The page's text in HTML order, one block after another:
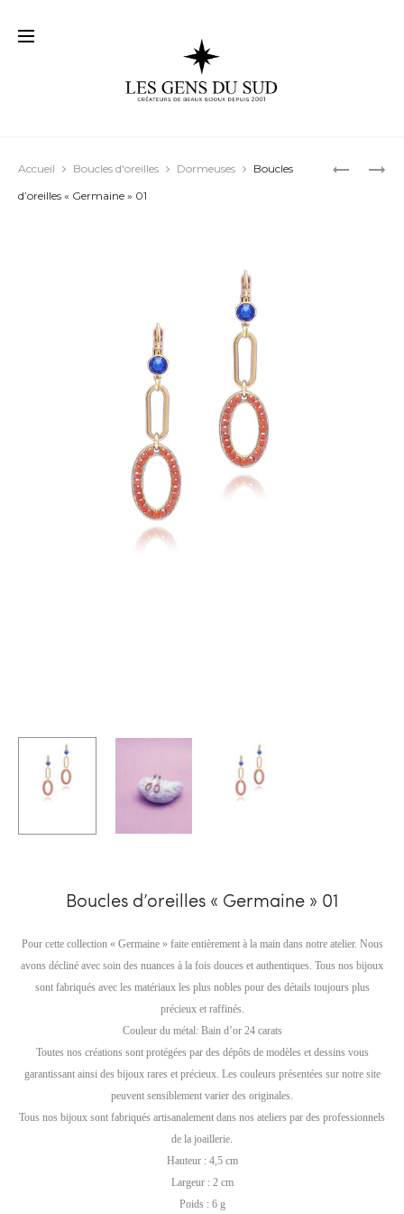
BOUCLES
BOUCLES
Accueil Boucles d'oreilles Dormeuses
Boucles
d’oreilles « Germaine » 01
Boucles d’oreilles « Germaine » 01
Pour cette collection « Germaine » faite entièrement à la main dans notre atelier. Nous
avons décliné avec soin des nuances à la fois douces et authentiques. Tous nos bijoux
sont fabriqués avec les matériaux les plus nobles pour des détails toujours plus
précieux et raffinés.
Couleur du métal: Bain d’or 24 carats
Toutes nos créations sont protégées par des dépôts de modèles et dessins vous
garantissant ainsi des bijoux rares et précieux. Les couleurs présentées sur notre site
peuvent sensiblement varier des originales.
Tous nos bijoux sont fabriqués artisanalement dans nos ateliers par des professionnels
de la joaillerie.
Hauteur : 4,5 cm
Largeur : 2 cm
Poids : 6 g